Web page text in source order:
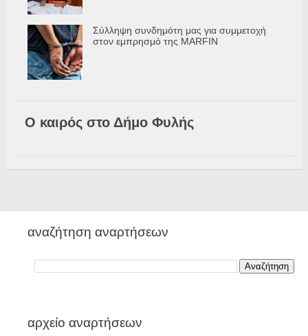
Σύλληψη συνδημότη μας για συμμετοχή
στον εμπρησμό της MARFIN
Ο καιρός στο Δήμο Φυλής
αναζήτηση αναρτήσεων
αρχείο αναρτήσεων